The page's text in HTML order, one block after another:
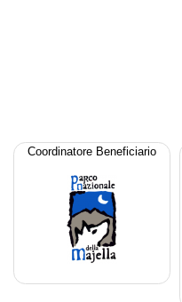
Coordinatore Beneficiario